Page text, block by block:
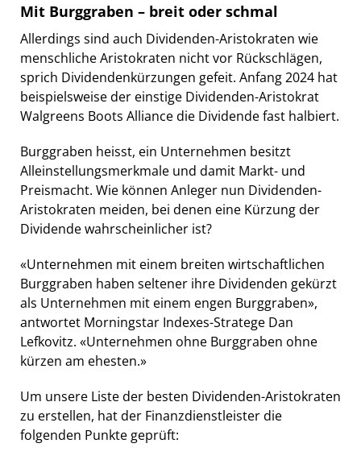
Mit Burggraben – breit oder schmal
Allerdings sind auch Dividenden-Aristokraten wie
menschliche Aristokraten nicht vor Rückschlägen,
sprich Dividendenkürzungen gefeit. Anfang 2024 hat
beispielsweise der einstige Dividenden-Aristokrat
Walgreens Boots Alliance die Dividende fast halbiert.
Burggraben heisst, ein Unternehmen besitzt
Alleinstellungsmerkmale und damit Markt- und
Preismacht. Wie können Anleger nun Dividenden-
Aristokraten meiden, bei denen eine Kürzung der
Dividende wahrscheinlicher ist?
«Unternehmen mit einem breiten wirtschaftlichen
Burggraben haben seltener ihre Dividenden gekürzt
als Unternehmen mit einem engen Burggraben»,
antwortet Morningstar Indexes-Stratege Dan
Lefkovitz. «Unternehmen ohne Burggraben ohne
kürzen am ehesten.»
Um unsere Liste der besten Dividenden-Aristokraten
zu erstellen, hat der Finanzdienstleister die
folgenden Punkte geprüft: